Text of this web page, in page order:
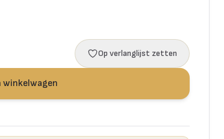
Op verlanglijst zetten
winkelwagen